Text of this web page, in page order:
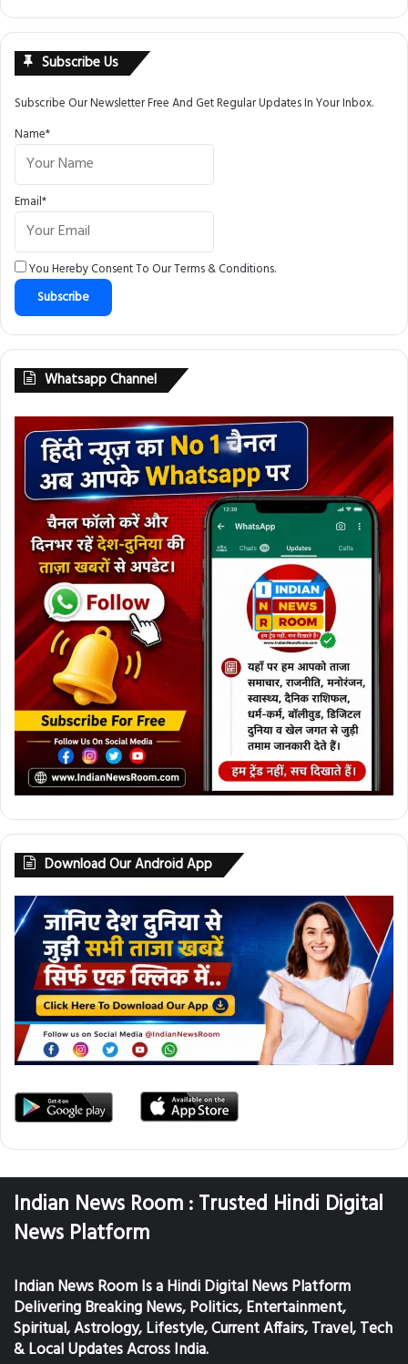
Subscribe Us
Subscribe Our Newsletter Free And Get Regular Updates In Your Inbox.
Name*
Email*
You Hereby Consent To OurTerms & Conditions.
Whatsapp Channel
Download Our Android App
Indian News Room : Trusted Hindi Digital
News Platform
Indian News Room Is a Hindi Digital News Platform
Delivering Breaking News, Politics, Entertainment,
Spiritual, Astrology, Lifestyle, Current Affairs, Travel, Tech
& Local Updates Across India.